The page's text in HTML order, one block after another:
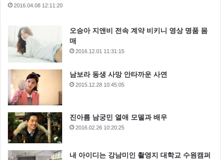
2016.04.08 12:11:20
오승아 지앤비 전속 계약 비키니 영상 명품 몸
매
2016.12.01 11:31:15
남보라 동생 사망 안타까운 사연
2015.12.28 10:45:05
진아름 남궁민 열애 모델과 배우
2016.02.26 10:20:25
내 아이디는 강남미인 촬영지 대학교 수원캠퍼